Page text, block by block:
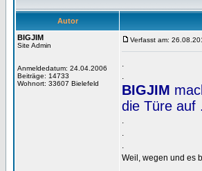
Autor
BIGJIM
Site Admin
Anmeldedatum: 24.04.2006
Beiträge: 14733
Wohnort: 33607 Bielefeld
Verfasst am:
.
.
BIGJIM
die Türe auf
.
.
.
Weil, wegen und es